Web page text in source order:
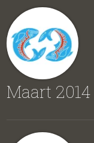
Maart 2014